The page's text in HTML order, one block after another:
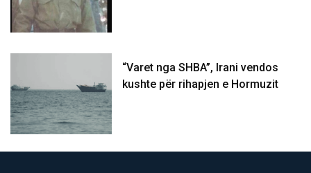
“Varet nga SHBA”, Irani vendos
kushte për rihapjen e Hormuzit